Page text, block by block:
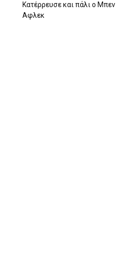
Κατέρρευσε και πάλι ο Μπεν
Αφλεκ